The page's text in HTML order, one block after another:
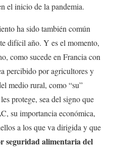
el inicio de la pandemia.
ha sido también común
difícil año. Y es el momento,
como sucede en Francia con
percibido por agricultores y
medio rural, como “su”
protege, sea del signo que
su importancia económica,
a los que va dirigida y que
seguridad alimentaria del